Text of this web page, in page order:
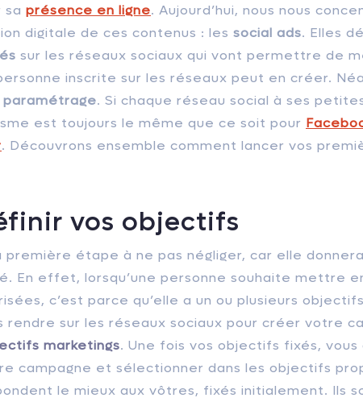
sa présence en ligne. Aujourd’hui, nous nous
digitale de ces contenus : les social ads. Elles
sur les réseaux sociaux qui vont permettre de
inscrite sur les réseaux peut en créer.
paramétrage. Si chaque réseau social à ses
est toujours le même que ce soit pour
. Découvrons ensemble comment lancer vos
vos objectifs
première étape à ne pas négliger, car elle
En effet, lorsqu’une personne souhaite mettre
c’est parce qu’elle a un ou plusieurs
rendre sur les réseaux sociaux pour créer votre
marketings. Une fois vos objectifs fixés,
campagne et sélectionner dans les objectifs
le mieux aux vôtres, fixés initialement. Ils